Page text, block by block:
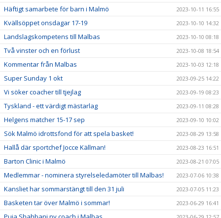
Häftigt samarbete för barn i Malmö 2023-10-11 16:55
Kvällsöppet onsdagar 17-19 2023-10-10 14:32
Landslagskompetens till Malbas 2023-10-10 08:18
Två vinster och en förlust 2023-10-08 18:54
Kommentar från Malbas 2023-10-03 12:18
Super Sunday 1 okt 2023-09-25 14:22
Vi söker coacher till tjejlag 2023-09-19 08:23
Tyskland - ett värdigt mästarlag 2023-09-11 08:28
Helgens matcher 15-17 sep 2023-09-10 10:02
Sök Malmö idrottsfond för att spela basket! 2023-08-29 13:58
Hallå där sportchef Jocce Källman! 2023-08-23 16:51
Barton Clinic i Malmö 2023-08-21 07:05
Medlemmar - nominera styrelseledamöter till Malbas! 2023-07-06 10:38
Kansliet har sommarstängt till den 31 juli 2023-07-05 11:23
Basketen tar över Malmö i sommar! 2023-06-29 16:41
2023-06-29 12:57